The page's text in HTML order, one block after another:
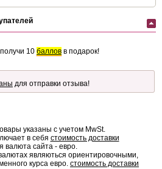
10 баллов в подарок!
для отправки отзыва!
указаны с учетом MwSt.
в себя стоимость доставки
валюта сайта - евро.
являються ориентировочными,
курса евро. стоимость доставки